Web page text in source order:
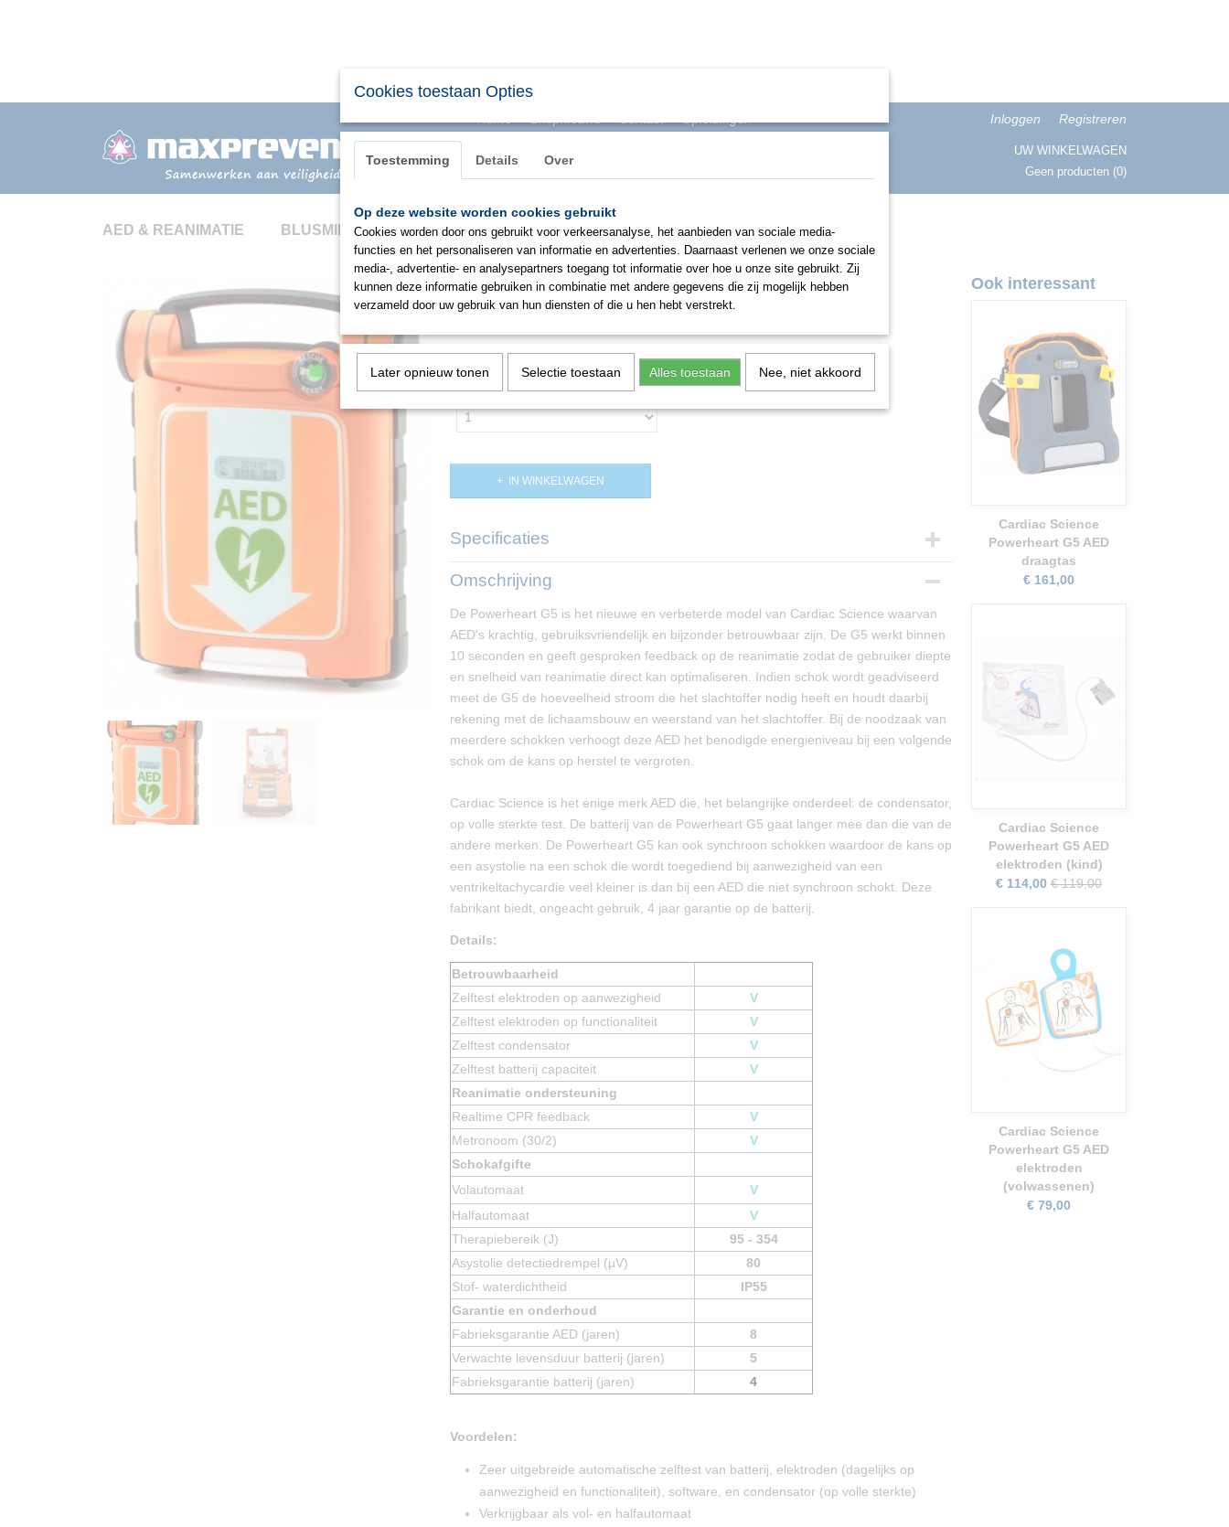
Inloggen Registreren
UW WINKELWAGEN
Geen producten (0)
AED & REANIMATIE BLUSMIDDELEN BHV & ONTRUIMING EHBO PBM SIGNALISATIE
Cardiac Science Powerheart G5 AED
€ 1639,00
✘Niet op voorraad
IN WINKELWAGEN
Specificaties
Productcode
Omschrijving
De Powerheart G5 is het nieuwe en verbeterde model van Cardiac Science waarvan
AED's krachtig, gebruiksvriendelijk en bijzonder betrouwbaar zijn. De G5 werkt binnen
10 seconden en geeft gesproken feedback op de reanimatie zodat de gebruiker diepte
en snelheid van reanimatie direct kan optimaliseren. Indien schok wordt geadviseerd
meet de G5 de hoeveelheid stroom die het slachtoffer nodig heeft en houdt daarbij
rekening met de lichaamsbouw en weerstand van het slachtoffer. Bij de noodzaak van
meerdere schokken verhoogt deze AED het benodigde energieniveau bij een volgende
schok om de kans op herstel te vergroten.
Cardiac Science is het enige merk AED die, het belangrijke onderdeel: de condensator,
op volle sterkte test. De batterij van de Powerheart G5 gaat langer mee dan die van de
andere merken. De Powerheart G5 kan ook synchroon schokken waardoor de kans op
een asystolie na een schok die wordt toegediend bij aanwezigheid van een
ventrikeltachycardie veel kleiner is dan bij een AED die niet synchroon schokt. Deze
fabrikant biedt, ongeacht gebruik, 4 jaar garantie op de batterij.
Details:
Betrouwbaarheid
Zelftest elektroden op aanwezigheid
V
Zelftest elektroden op functionaliteit
V
Zelftest condensator
V
Zelftest batterij capaciteit
V
Reanimatie ondersteuning
Realtime CPR feedback
V
Metronoom (30/2)
V
Schokafgifte
Volautomaat
V
Halfautomaat
V
Therapiebereik (J)
95 - 354
Asystolie detectiedrempel (µV)
80
Stof- waterdichtheid
IP55
Garantie en onderhoud
Fabrieksgarantie AED (jaren)
8
Verwachte levensduur batterij (jaren)
5
Fabrieksgarantie batterij (jaren)
4
Voordelen:
Zeer uitgebreide automatische zelftest van batterij, elektroden (dagelijks op
aanwezigheid en functionaliteit), software, en condensator (op volle sterkte)
Verkrijgbaar als vol- en halfautomaat
Ook interessant
Cardiac Science
Powerheart G5 AED
draagtas
€ 161,00
Cardiac Science
Powerheart G5 AED
elektroden (kind)
€ 114,00 € 119,00
Cardiac Science
Powerheart G5 AED
elektroden
(volwassenen)
€ 79,00
Cookies toestaan Opties
Toestemming Details Over
Op deze website worden cookies gebruikt
Cookies worden door ons gebruikt voor verkeersanalyse, het aanbieden van sociale media-
functies en het personaliseren van informatie en advertenties. Daarnaast verlenen we onze sociale
media-, advertentie- en analysepartners toegang tot informatie over hoe u onze site gebruikt. Zij
kunnen deze informatie gebruiken in combinatie met andere gegevens die zij mogelijk hebben
verzameld door uw gebruik van hun diensten of die u hen hebt verstrekt.
Later opnieuw tonen Selectie toestaan Alles toestaan Nee, niet akkoord